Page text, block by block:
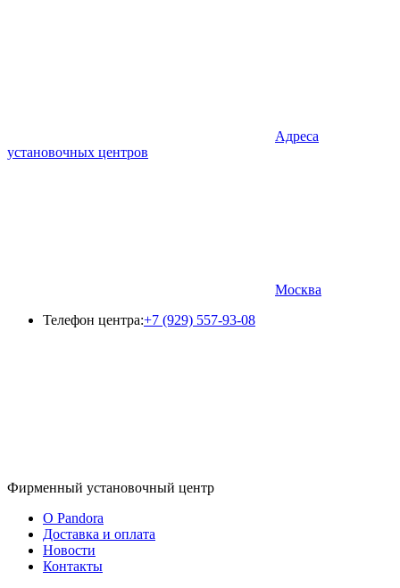
Адреса
установочных центров
Москва
Телефон центра:+7 (929) 557-93-08
Фирменный установочный центр
O Pandora
Доставка и оплата
Новости
Контакты